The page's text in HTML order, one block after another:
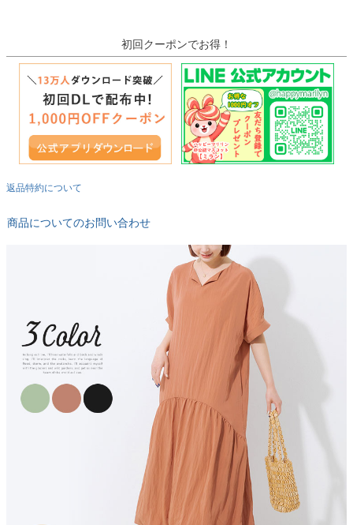
初回クーポンでお得！
返品特約について
商品についてのお問い合わせ